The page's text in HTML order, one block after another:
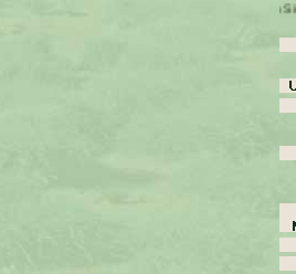
Bitte wählen Sie...